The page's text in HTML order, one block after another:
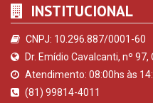
INSTITUCIONAL
CNPJ: 10.296.887/0001-60
Dr. Emídio Cavalcanti, nº
Atendimento: 08:00hs às
(81) 99814-4011